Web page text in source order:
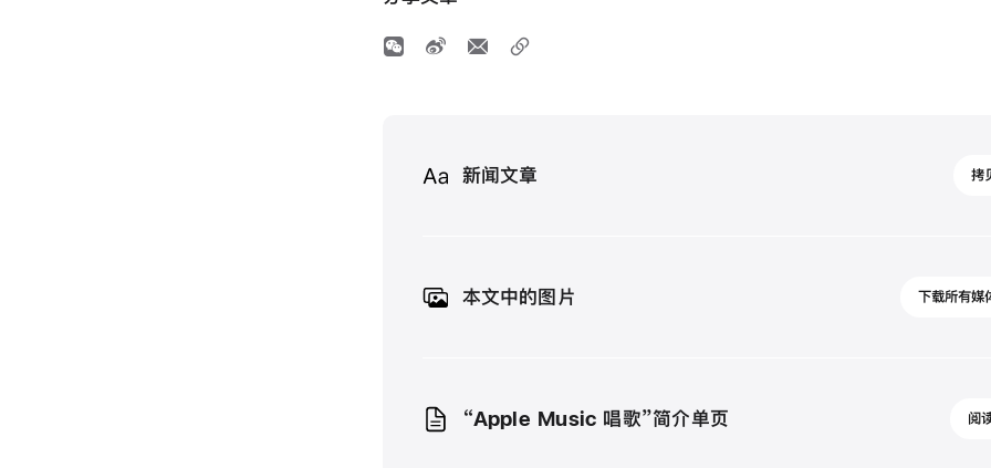
新闻文章
日
拷
本文中的图片 下载所有媒
“Apple Music 唱歌”简介单页 阅